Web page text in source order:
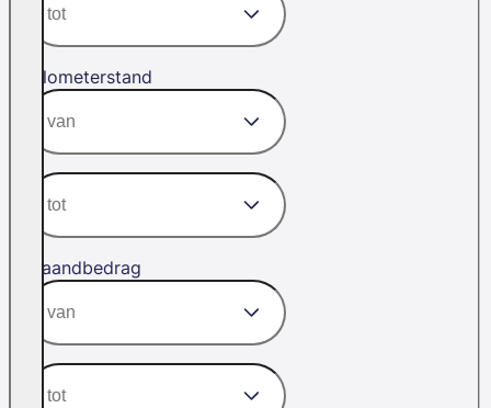
Kilometerstand
Maandbedrag